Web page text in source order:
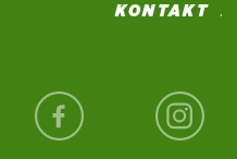
KONTAKT